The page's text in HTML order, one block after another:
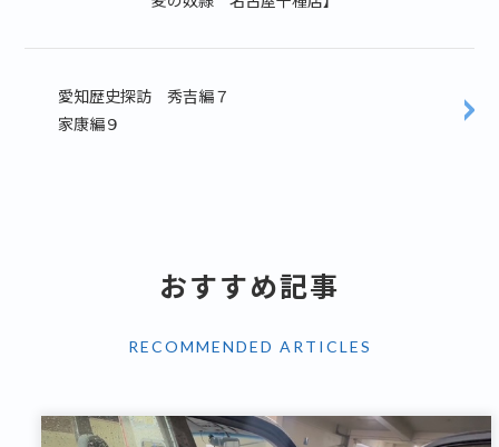
愛知歴史探訪 秀吉編７
家康編９
おすすめ記事
RECOMMENDED ARTICLES